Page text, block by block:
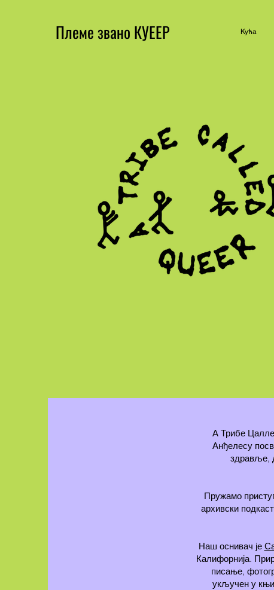
Племе звано КУЕЕР Кућа
А Трибе
Анђелесу
здравље,
Пружамо
архивски
Наш оснивач је
Калифорнија.
писање,
укључен у